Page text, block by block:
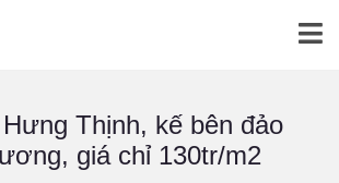
Thịnh, kế bên đảo
giá chỉ 130tr/m2